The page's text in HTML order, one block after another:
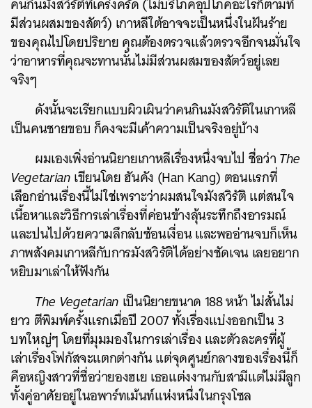
มีส่วนผสมของสัตว์) เกาหลีใต้อาจจะเป็นหนึ่งในฝันร้าย
ของคุณไปโดยปริยาย คุณต้องตรวจแล้วตรวจอีกจนมั่นใจ
ว่าอาหารที่คุณจะทานนั้นไม่มีส่วนผสมของสัตว์อยู่เลย
จริงๆ
ดังนั้นจะเรียกแบบผิวเผินว่าคนกินมังสวิรัติในเกาหลี
เป็นคนชายขอบ ก็คงจะมีเค้าความเป็นจริงอยู่บ้าง
ผมเองเพิ่งอ่านนิยายเกาหลีเรื่องหนึ่งจบไป ชื่อว่าThe
Vegetarianเขียนโดย ฮันคัง (Han Kang) ตอนแรกที่
เลือกอ่านเรื่องนี้ไม่ใช่เพราะว่าผมสนใจมังสวิรัติ แต่สนใจ
เนื้อหาและวิธีการเล่าเรื่องที่ค่อนข้างลุ้นระทึกถึงอารมณ์
และปนไปด้วยความลึกลับซ้อนเงื่อน และพออ่านจบก็เห็น
ภาพสังคมเกาหลีกับการมังสวิรัติได้อย่างชัดเจนเลยอยาก
หยิบมาเล่าให้ฟังกัน
The Vegetarian เป็นนิยายขนาด 188 หน้า ไม่สั้นไม่
ยาว ตีพิมพ์ครั้งแรกเมื่อปี 2007 ทั้งเรื่องแบ่งออกเป็น 3
บทใหญ่ๆ โดยที่มุมมองในการเล่าเรื่อง และตัวละครที่ผู้
เล่าเรื่องโฟกัสจะแตกต่างกัน แต่จุดศูนย์กลางของเรื่องนี้ก็
คือหญิงสาวที่ชื่อว่ายองฮเย เธอแต่งงานกับสามีแต่ไม่มีลูก
ทั้งคู่อาศัยอยู่ในอพาร์ทเม้นท์แห่งหนึ่งในกรุงโซล